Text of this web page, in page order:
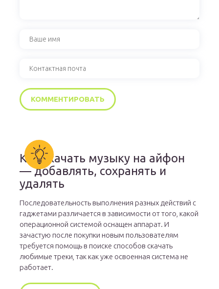
Как скачать музыку на айфон
— добавлять, сохранять и
удалять
Последовательность выполнения разных действий с
гаджетами различается в зависимости от того, какой
операционной системой оснащен аппарат. И
зачастую после покупки новым пользователям
требуется помощь в поиске способов скачать
любимые треки, так как уже освоенная система не
работает.